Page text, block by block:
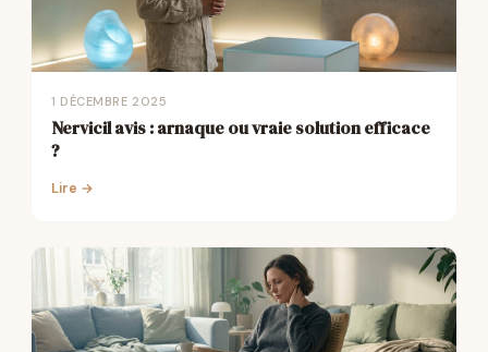
1 DÉCEMBRE 2025
Nervicil avis : arnaque ou vraie solution efficace
?
Lire →